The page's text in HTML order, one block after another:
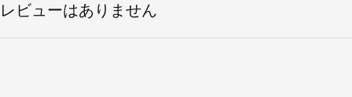
レビューはありません